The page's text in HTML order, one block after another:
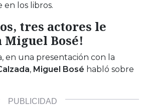
en los libros.
tres actores le
Bosé!
en una presentación con la
, Miguel Bosé habló sobre